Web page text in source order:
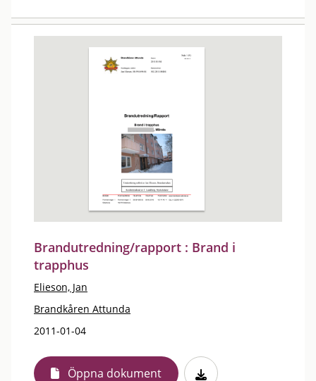
Brandutredning/rapport : Brand i
trapphus
Elieson, Jan
Brandkåren Attunda
2011-01-04
Öppna dokument